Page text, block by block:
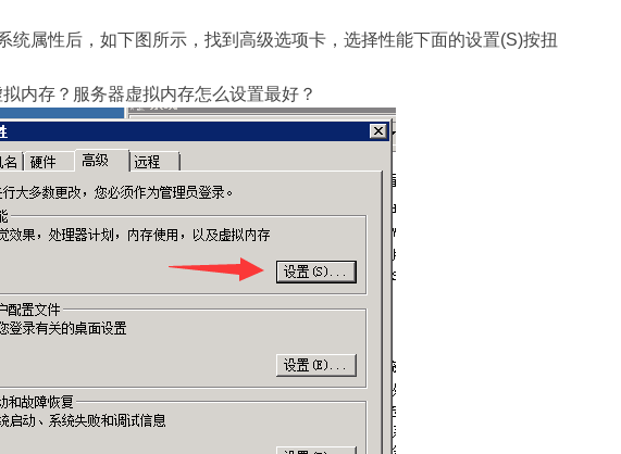
统属性后，如下图所示，找到高级选项卡，选择性能下面的设置(S)按扭
内存？服务器虚拟内存怎么设置最好？